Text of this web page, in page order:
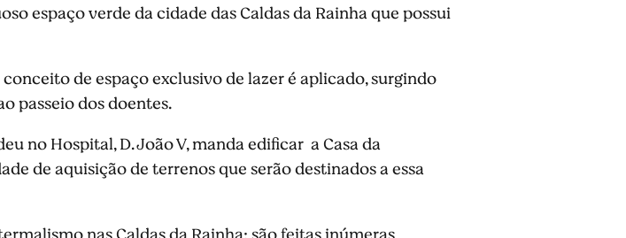
espaço verde da cidade das Caldas da Rainha que possui
conceito de espaço exclusivo de lazer é aplicado, surgindo
passeio dos doentes.
no Hospital, D. João V, manda edificar a Casa da
de aquisição de terrenos que serão destinados a essa